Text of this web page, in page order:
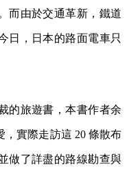
而由於交通革新，鐵道
日，日本的路面電車只
的旅遊書，本書作者余
，實際走訪這 20 條散布
做了詳盡的路線勘查與